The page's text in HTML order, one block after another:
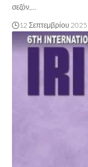
σεζόν,…
12 Σεπτεμβρίου 2025